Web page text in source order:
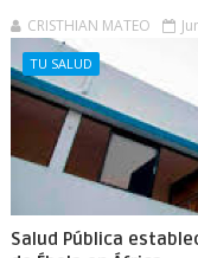
CRISTHIAN MATEO
TU SALUD
Salud Pública